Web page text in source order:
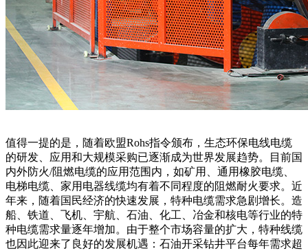
值得一提的是，随着欧盟Rohs指令颁布，生态环保电线电缆
的研发、应用和大规模采购已逐渐成为世界发展趋势。目前国
内外防火/阻燃电缆的应用范围内，如矿用、通用橡胶电缆、
电梯电缆、家用电器线缆均有着不同程度的阻燃耐火要求。近
年来，随着国民经济的快速发展，特种电缆需求急剧增长。造
船、铁道、飞机、宇航、石油、化工、冶金和核电等行业的特
种电缆需求量逐年增加。由于整个市场容量的扩大，特种线缆
也因此迎来了良好的发展机遇：石油开采钻井平台每年需求超